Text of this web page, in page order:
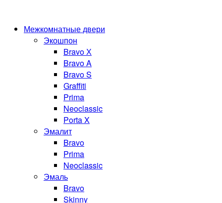
Межкомнатные двери
Экошпон
Bravo Х
Bravo A
Bravo S
Graffiti
Prima
Neoclassic
Porta X
Эмалит
Bravo
Prima
Neoclassic
Эмаль
Bravo
Skinny